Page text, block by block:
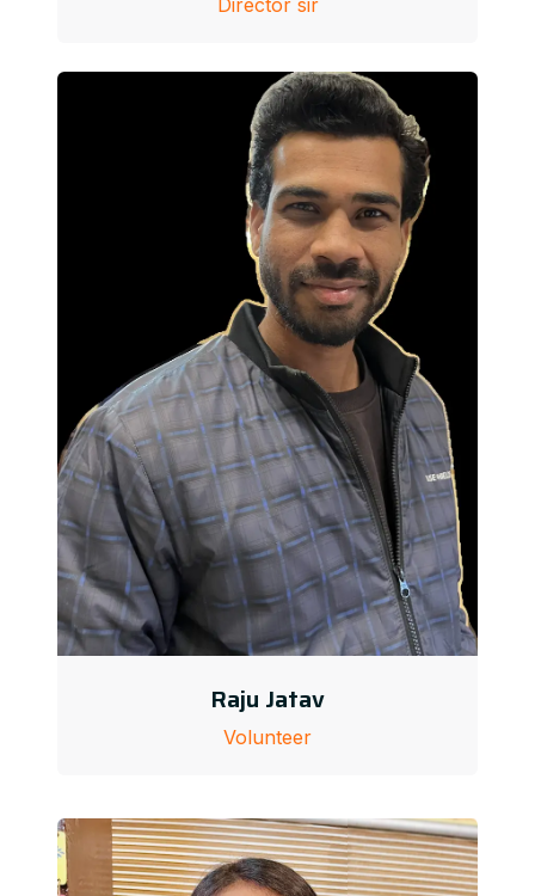
Director sir
Raju Jatav
Volunteer